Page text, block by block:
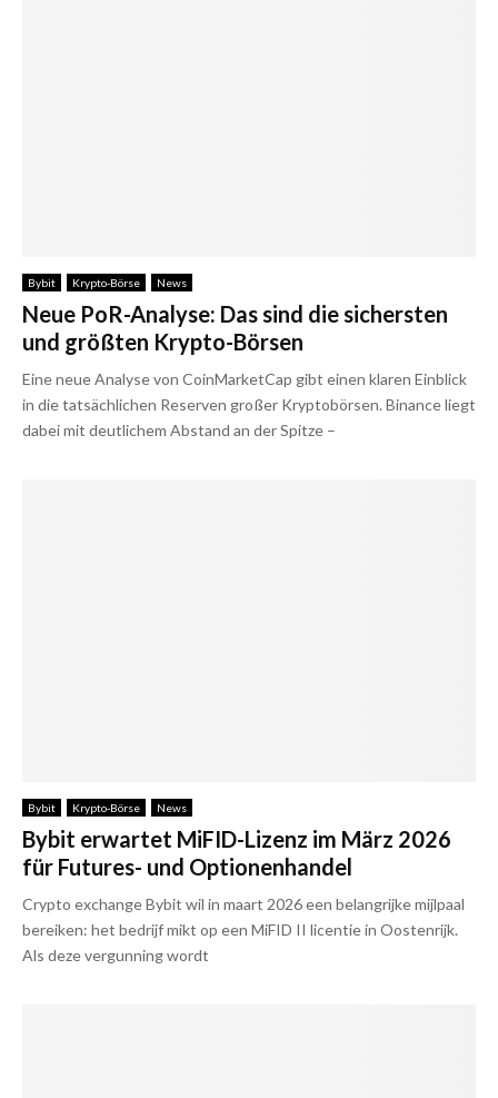
Bybit Krypto-Börse News
Neue PoR-Analyse: Das sind die sichersten
und größten Krypto-Börsen
Eine neue Analyse von CoinMarketCap gibt einen klaren Einblick
in die tatsächlichen Reserven großer Kryptobörsen. Binance liegt
dabei mit deutlichem Abstand an der Spitze –
Bybit Krypto-Börse News
Bybit erwartet MiFID-Lizenz im März 2026
für Futures- und Optionenhandel
Crypto exchange Bybit wil in maart 2026 een belangrijke mijlpaal
bereiken: het bedrijf mikt op een MiFID II licentie in Oostenrijk.
Als deze vergunning wordt